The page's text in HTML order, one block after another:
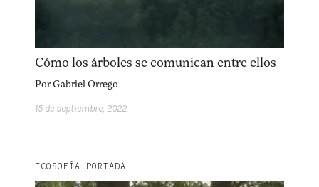
Cómo los árboles se comunican entre ellos
PorGabriel Orrego
15 de septiembre, 2022
ECOSOFÍA PORTADA